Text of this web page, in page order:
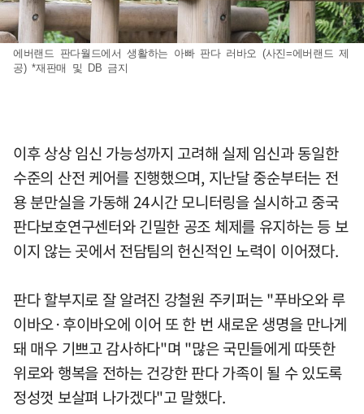
에버랜드 판다월드에서 생활하는 아빠 판다 러바오 (사진=에버랜드 제
공) *재판매 및 DB 금지
이후 상상 임신 가능성까지 고려해 실제 임신과 동일한
수준의 산전 케어를 진행했으며, 지난달 중순부터는 전
용 분만실을 가동해 24시간 모니터링을 실시하고 중국
판다보호연구센터와 긴밀한 공조 체제를 유지하는 등 보
이지 않는 곳에서 전담팀의 헌신적인 노력이 이어졌다.
판다 할부지로 잘 알려진 강철원 주키퍼는 "푸바오와 루
이바오·후이바오에 이어 또 한 번 새로운 생명을 만나게
돼 매우 기쁘고 감사하다"며 "많은 국민들에게 따뜻한
위로와 행복을 전하는 건강한 판다 가족이 될 수 있도록
정성껏 보살펴 나가겠다"고 말했다.